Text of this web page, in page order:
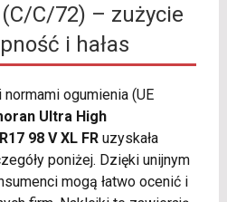
C/72) – zużycie
i hałas
ogumienia (UE
Ultra High
98 V XL FRuzyskała
poniżej. Dzięki unijnym
mogą łatwo ocenić i